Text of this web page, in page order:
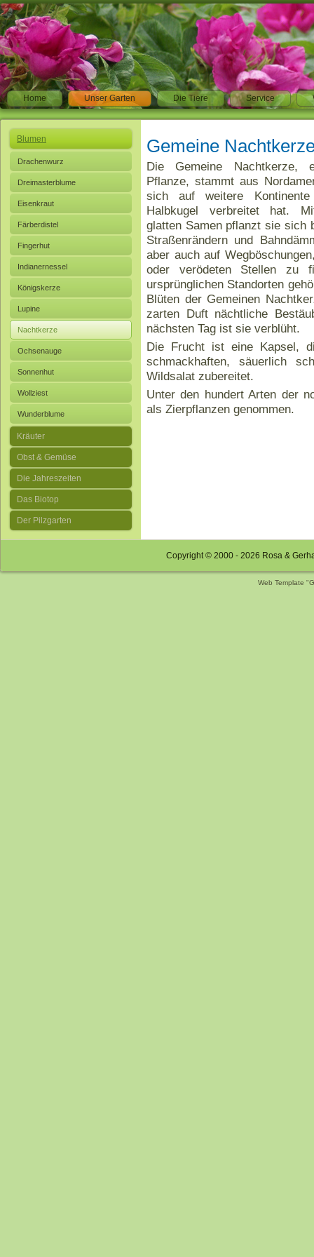
Home Unser Garten Die Tiere Service
Blumen
Drachenwurz
Dreimasterblume
Eisenkraut
Färberdistel
Fingerhut
Indianernessel
Königskerze
Lupine
Nachtkerze
Ochsenauge
Sonnenhut
Wollziest
Wunderblume
Kräuter
Obst & Gemüse
Die Jahreszeiten
Das Biotop
Der Pilzgarten
Gemeine
Die Gemeine Nachtkerze,
Pflanze, stammt aus
sich auf weitere
Halbkugel verbreitet hat.
glatten Samen pflanzt sie sich
Straßenrändern und
aber auch auf
oder verödeten Stellen zu
ursprünglichen Standorten
Blüten der Gemeinen
zarten Duft nächtliche
nächsten Tag ist sie verblüht.
Die Frucht ist eine Kapsel,
schmackhaften, säuerlich
Wildsalat zubereitet.
Unter den hundert Arten der
als Zierpflanzen genommen.
Copyright © 2000 - 2026 Rosa &
Web Template